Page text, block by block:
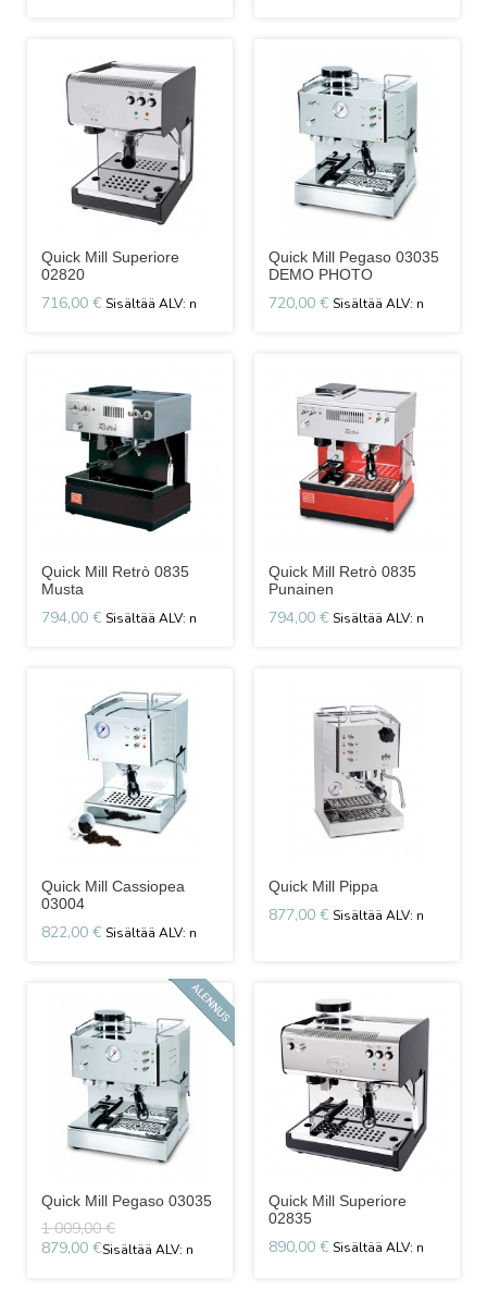
Quick Mill Superiore
02820
716,00 €
Quick Mill Pegaso 03035
DEMO PHOTO
720,00 €
Quick Mill Retrò 0835
Musta
794,00 €
Quick Mill Retrò 0835
Punainen
794,00 €
Quick Mill Cassiopea
03004
822,00 €
Quick Mill Pippa
877,00 €
Quick Mill Pegaso 03035
1 009,00 €
879,00 €
Quick Mill Superiore
02835
890,00 €